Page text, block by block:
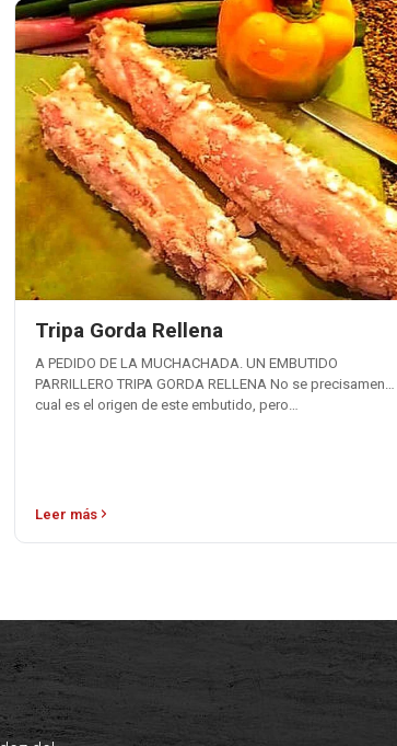
Tripa Gorda Rellena
A PEDIDO DE LA MUCHACHADA. UN EMBUTIDO
PARRILLERO TRIPA GORDA RELLENA No se precisamente
cual es el origen de este embutido, pero…
Leer más